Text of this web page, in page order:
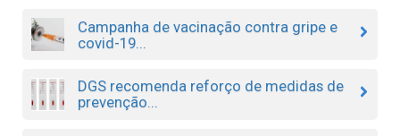
Campanha de vacinação contra gripe e
covid-19...
DGS recomenda reforço de medidas de
prevenção...